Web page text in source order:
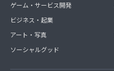
ゲーム・サービス開発
ビジネス・起業
アート・写真
ソーシャルグッド